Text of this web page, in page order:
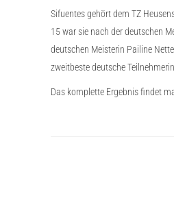
Sifuentes gehört dem TZ
15 war sie nach der deutschen
deutschen Meisterin Pailine
zweitbeste deutsche Teilnehmerin.
Das komplette Ergebnis findet